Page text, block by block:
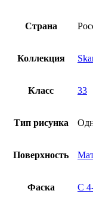
Страна
Коллекция
Класс 33
Тип рисунка
Поверхность
Фаска С